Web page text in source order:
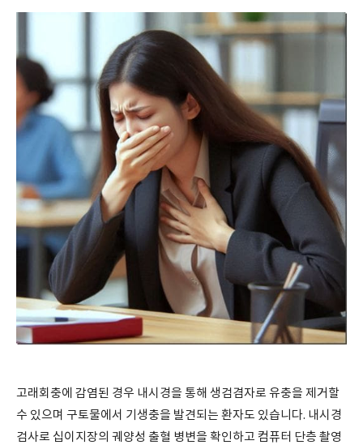
고래회충에 감염된 경우 내시경을 통해 생검겸자로 유충을 제거할
수 있으며 구토물에서 기생충을 발견되는 환자도 있습니다. 내시경
검사로 십이지장의 궤양성 출혈 병변을 확인하고 컴퓨터 단층 촬영